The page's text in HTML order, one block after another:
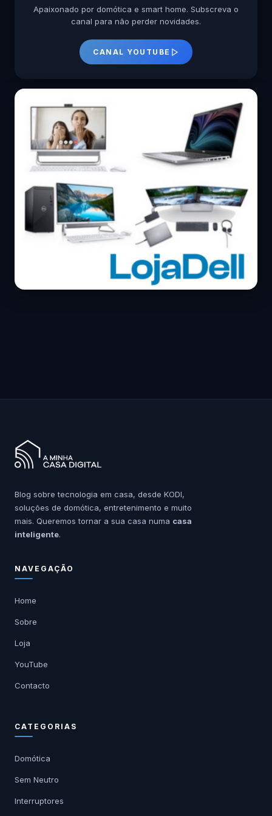
Apaixonado por domótica e smart home. Subscreva o
canal para não perder novidades.
CANAL YOUTUBE
Blog sobre tecnologia em casa, desde KODI,
soluções de domótica, entretenimento e muito
mais. Queremos tornar a sua casa numa casa
inteligente.
NAVEGAÇÃO
Home
Sobre
Loja
YouTube
Contacto
CATEGORIAS
Domótica
Sem Neutro
Interruptores